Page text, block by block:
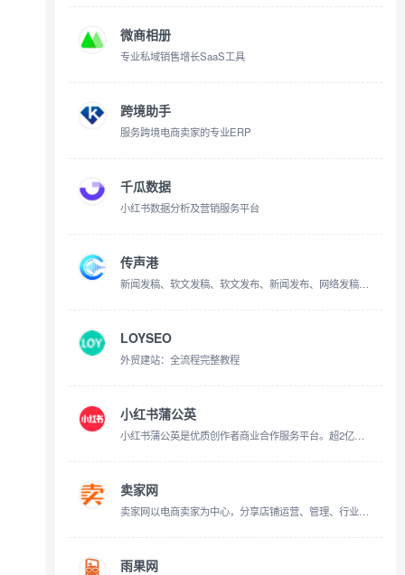
微商相册
专业私域销售增长SaaS工具
跨境助手
服务跨境电商卖家的专业ERP
千瓜数据
小红书数据分析及营销服务平台
传声港
新闻发稿、软文发稿、软文发布、新闻发布、网络发稿平台、投稿平台、推广平台、网红推广、达人探店
LOYSEO
外贸建站：全流程完整教程
小红书蒲公英
小红书蒲公英是优质创作者商业合作服务平台。超2亿月活的年轻用户在小红书标记美好生活。笔记合作/新品试用/直播带货，多样的合作方式充分释放创作者营销价值！
卖家网
卖家网以电商卖家为中心，分享店铺运营、管理、行业最前沿资讯、规则等信息，为电商卖家提供最靠谱工具推荐、干货交流、学习、分享平台，帮助卖家更好更快的学习充电，致力于做中国专业的有影响力的电商卖家综合知识库。
雨果网